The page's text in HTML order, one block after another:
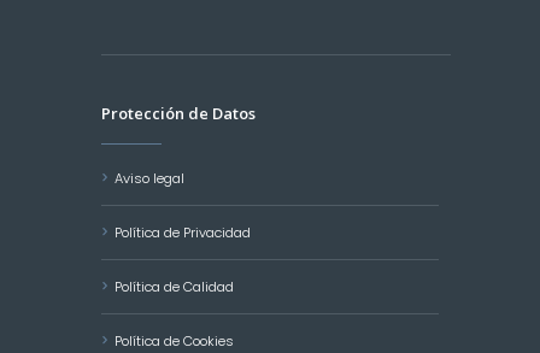
Protección de Datos
Aviso legal
Política de Privacidad
Política de Calidad
Política de Cookies